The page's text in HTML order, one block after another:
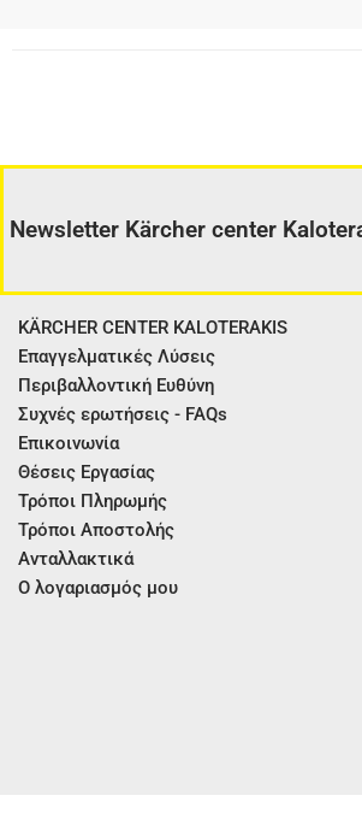
Newsletter Kärcher center
KÄRCHER CENTER KALOTERAKIS
Επαγγελματικές Λύσεις
Περιβαλλοντική Ευθύνη
Συχνές ερωτήσεις - FAQs
Επικοινωνία
Θέσεις Εργασίας
Τρόποι Πληρωμής
Τρόποι Αποστολής
Ανταλλακτικά
Ο λογαριασμός μου